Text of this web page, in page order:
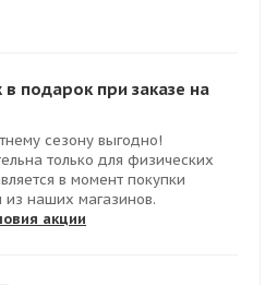
подарок при заказе на
сезону выгодно!
только для физических
в момент покупки
из наших магазинов.
акции